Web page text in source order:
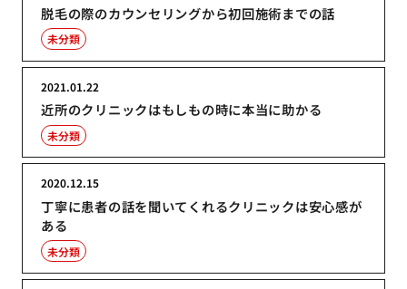
脱毛の際のカウンセリングから初回施術までの話
未分類
近所のクリニックはもしもの時に本当に助かる
2021.01.22
未分類
丁寧に患者の話を聞いてくれるクリニックは安心感が
ある
2020.12.15
未分類